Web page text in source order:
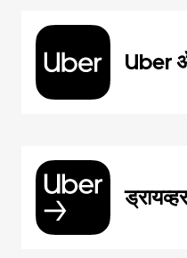
Uber